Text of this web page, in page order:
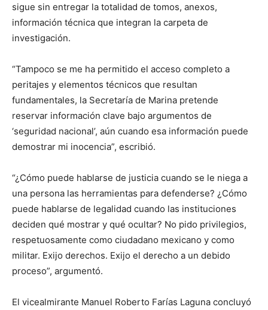
sigue sin entregar la totalidad de tomos, anexos,
información técnica que integran la carpeta de
investigación.
“Tampoco se me ha permitido el acceso completo a
peritajes y elementos técnicos que resultan
fundamentales, la Secretaría de Marina pretende
reservar información clave bajo argumentos de
‘seguridad nacional’, aún cuando esa información puede
demostrar mi inocencia”, escribió.
“¿Cómo puede hablarse de justicia cuando se le niega a
una persona las herramientas para defenderse? ¿Cómo
puede hablarse de legalidad cuando las instituciones
deciden qué mostrar y qué ocultar? No pido privilegios,
respetuosamente como ciudadano mexicano y como
militar. Exijo derechos. Exijo el derecho a un debido
proceso”, argumentó.
El vicealmirante Manuel Roberto Farías Laguna concluyó